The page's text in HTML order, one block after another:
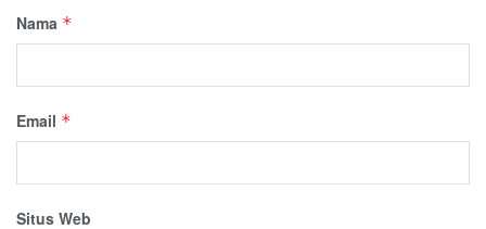
Nama *
Email *
Situs Web